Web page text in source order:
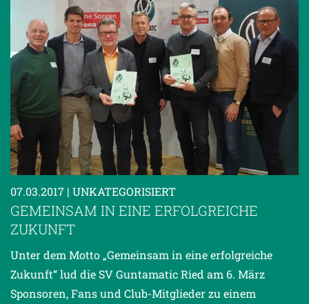
07.03.2017 | UNKATEGORISIERT
GEMEINSAM IN EINE ERFOLGREICHE
ZUKUNFT
Unter dem Motto „Gemeinsam in eine erfolgreiche
Zukunft“ lud die SV Guntamatic Ried am 6. März
Sponsoren, Fans und Club-Mitglieder zu einem